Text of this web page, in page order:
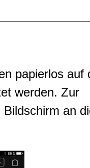
papierlos auf
werden. Zur
an